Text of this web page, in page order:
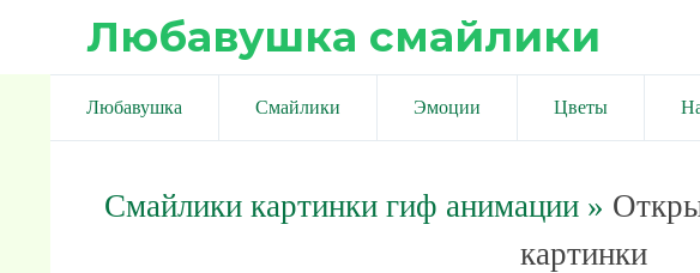
Любавушка смайлики
Любавушка Смайлики Эмоции Цветы
Смайлики картинки гиф анимации»
картинки